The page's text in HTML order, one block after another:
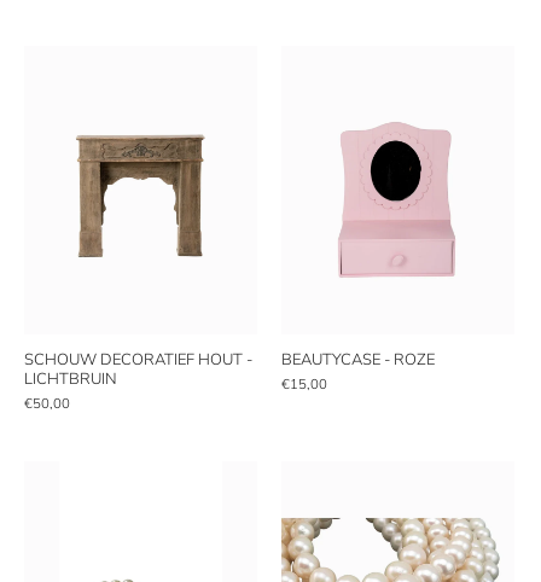
SCHOUW DECORATIEF HOUT -
LICHTBRUIN
€50,00
BEAUTYCASE - ROZE
€15,00